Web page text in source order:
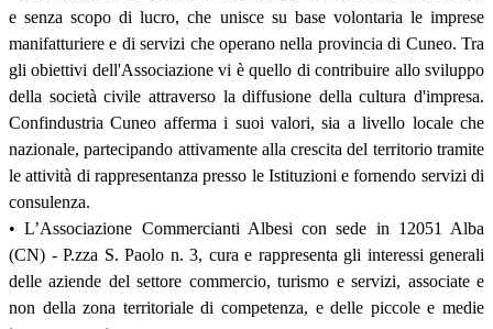
e senza scopo di lucro, che unisce su base volontaria le imprese
manifatturiere e di servizi che operano nella provincia di Cuneo. Tra
gli obiettivi dell'Associazione vi è quello di contribuire allo sviluppo
della società civile attraverso la diffusione della cultura d'impresa.
Confindustria Cuneo afferma i suoi valori, sia a livello locale che
nazionale, partecipando attivamente alla crescita del territorio tramite
le attività di rappresentanza presso le Istituzioni e fornendo servizi di
consulenza.
• L’Associazione Commercianti Albesi con sede in 12051 Alba
(CN) - P.zza S. Paolo n. 3, cura e rappresenta gli interessi generali
delle aziende del settore commercio, turismo e servizi, associate e
non della zona territoriale di competenza, e delle piccole e medie